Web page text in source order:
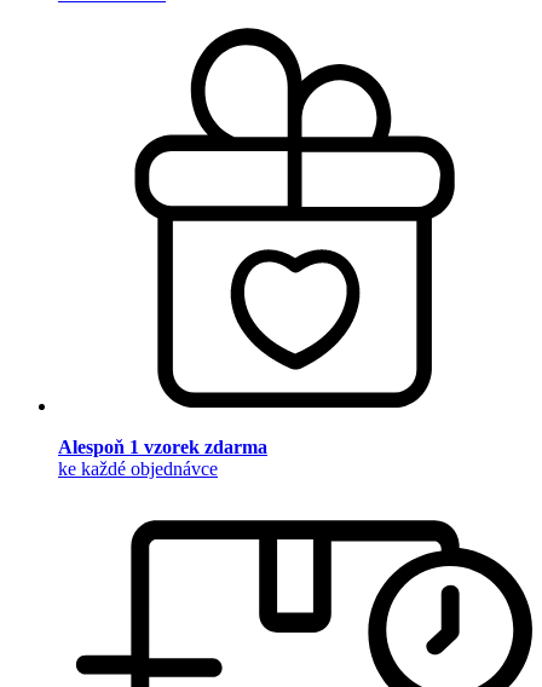
Alespoň 1 vzorek zdarma
ke každé objednávce